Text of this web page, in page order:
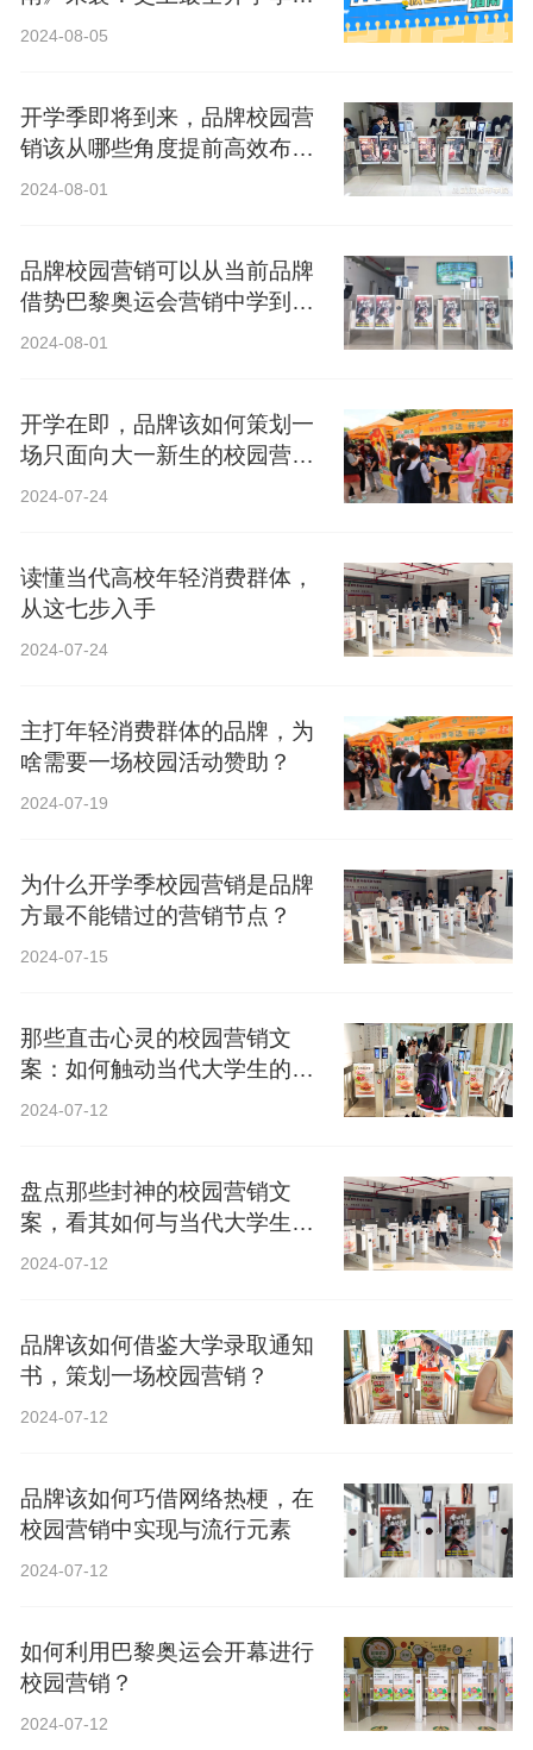
销攻略！
2024-08-05
开学季即将到来，品牌校园营
销该从哪些角度提前高效布
局？
2024-08-01
品牌校园营销可以从当前品牌
借势巴黎奥运会营销中学到什
么？
2024-08-01
开学在即，品牌该如何策划一
场只面向大一新生的校园营
销？
2024-07-24
读懂当代高校年轻消费群体，
从这七步入手
2024-07-24
主打年轻消费群体的品牌，为
啥需要一场校园活动赞助？
2024-07-19
为什么开学季校园营销是品牌
方最不能错过的营销节点？
2024-07-15
那些直击心灵的校园营销文
案：如何触动当代大学生的心
弦？
2024-07-12
盘点那些封神的校园营销文
案，看其如何与当代大学生精
神共鸣？
2024-07-12
品牌该如何借鉴大学录取通知
书，策划一场校园营销？
2024-07-12
品牌该如何巧借网络热梗，在
校园营销中实现与流行元素
2024-07-12
如何利用巴黎奥运会开幕进行
校园营销？
2024-07-12